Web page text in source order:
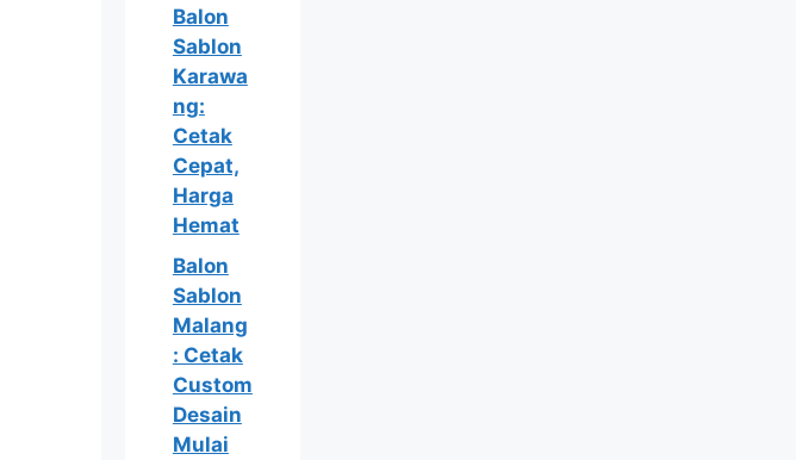
Balon
Sablon
Karawa
ng:
Cetak
Cepat,
Harga
Hemat
Balon
Sablon
Malang
: Cetak
Custom
Desain
Mulai